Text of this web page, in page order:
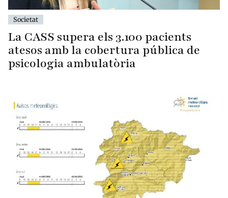
Societat
La CASS supera els 3.100 pacients
atesos amb la cobertura pública de
psicologia ambulatòria